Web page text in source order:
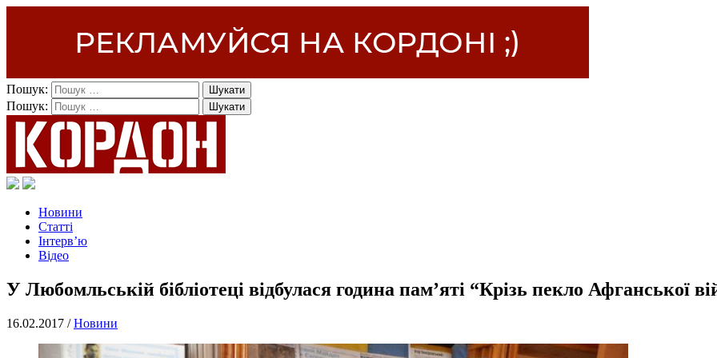
Пошук:
Пошук:
Новини
Статті
Інтерв’ю
Відео
У Любомльській бібліотеці відбулася година пам’яті “Крізь пекло Афганської
16.02.2017 /Новини